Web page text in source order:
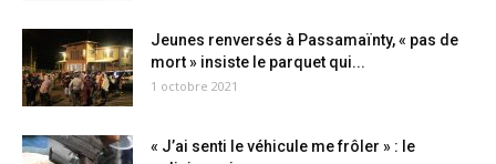
Jeunes renversés à Passamaïnty, « pas de
mort » insiste le parquet qui...
1 octobre 2021
« J’ai senti le véhicule me frôler » : le